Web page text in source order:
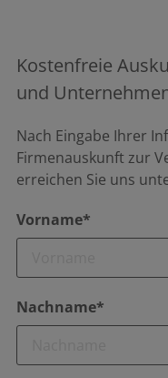
Kostenfreie
und
Nach Eingabe Ihrer
Firmenauskunft zur
erreichen Sie uns
Vorname*
Nachname*